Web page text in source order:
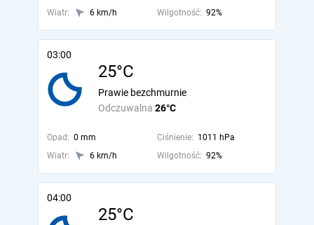
Wiatr:
6 km/h Wilgotność: 92%
03:00
25°C
Odczuwalna 26°C
Prawie bezchmurnie
Opad: 0 mm Ciśnienie: 1011 hPa
Wiatr:
6 km/h Wilgotność: 92%
04:00
25°C